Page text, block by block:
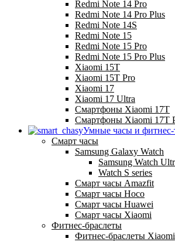
Redmi Note 14 Pro
Redmi Note 14 Pro Plus
Redmi Note 14S
Redmi Note 15
Redmi Note 15 Pro
Redmi Note 15 Pro Plus
Xiaomi 15T
Xiaomi 15T Pro
Xiaomi 17
Xiaomi 17 Ultra
Смартфоны Xiaomi 17Т
Смартфоны Xiaomi 17Т
Умные часы и фитнес-
Смарт часы
Samsung Galaxy Watch
Samsung Watch
Watch S series
Смарт часы Amazfit
Смарт часы Hoco
Смарт часы Huawei
Смарт часы Xiaomi
Фитнес-браслеты
Фитнес-браслеты Xiaomi